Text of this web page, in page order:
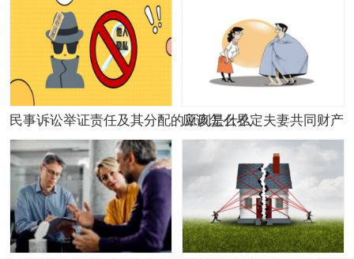
民事诉讼举证责任及其分配的原则是什么应该怎么界定夫妻共同财产